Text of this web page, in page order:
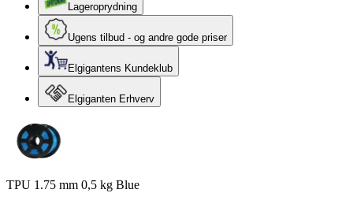
Lageroprydning
Ugens tilbud - og andre gode priser
Elgigantens Kundeklub
Elgiganten Erhverv
TPU 1.75 mm 0,5 kg Blue